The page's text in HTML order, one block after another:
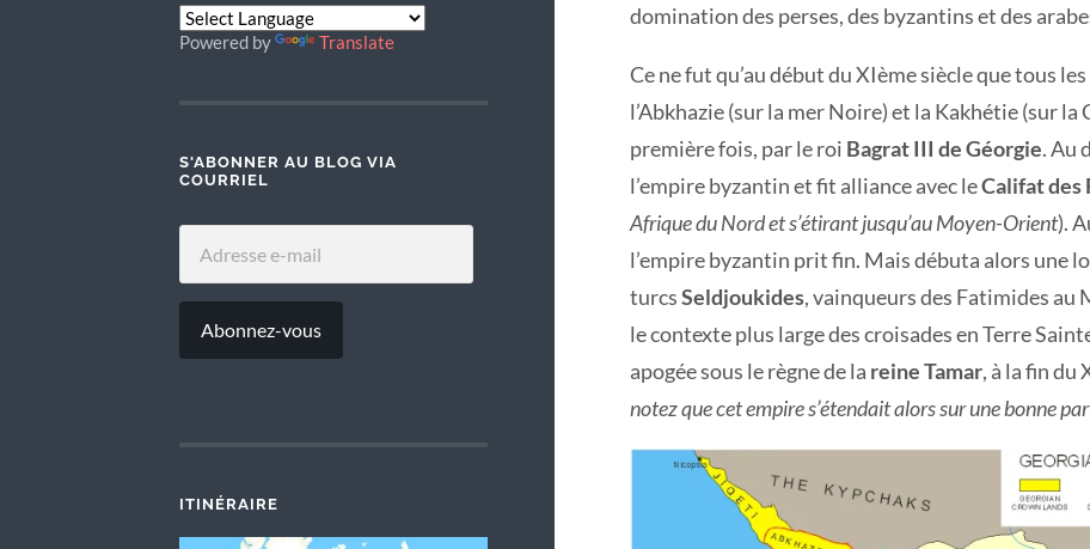
Powered by Translate
S'ABONNER AU BLOG VIA
COURRIEL
MAIL
Abonnez-vous
ITINÉRAIRE
domination des perses, des byzantins et des
Ce ne fut qu’au début du XIème siècle que tous
l’Abkhazie (sur la mer Noire) et la Kakhétie (sur
première fois, par le roi Bagrat III de Géorgie. Au
l’empire byzantin et fit alliance avec leCalifat des
Afrique du Nord et s’étirant jusqu’au Moyen-Orient).
l’empire byzantin prit fin. Mais débuta alors une
turcsSeldjoukides, vainqueurs des Fatimides au
le contexte plus large des croisades en Terre
apogée sous le règne de la reine Tamar, à la fin du
notez que cet empire s’étendait alors sur une bonne